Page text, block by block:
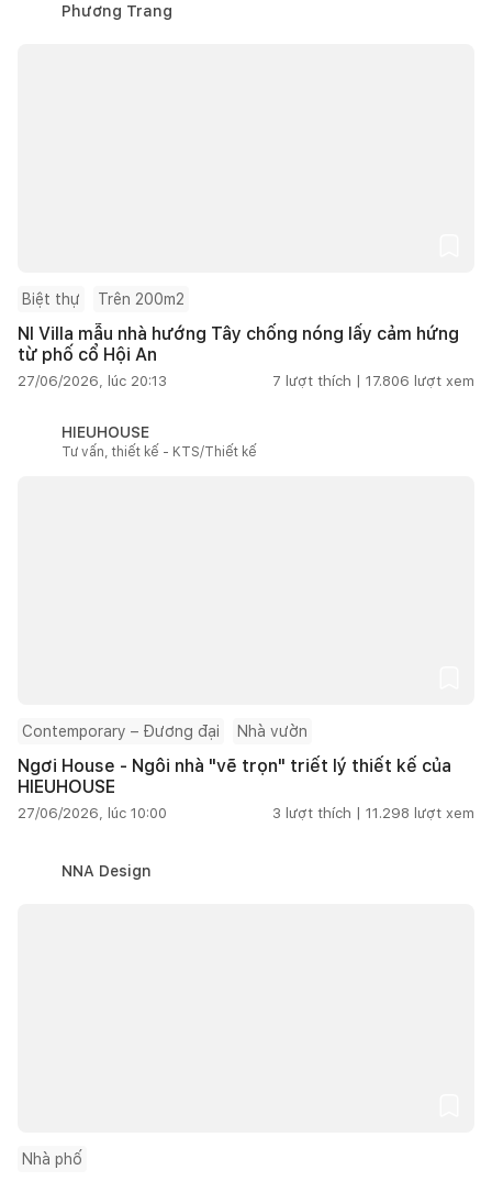
Phương Trang
Biệt thự Trên 200m2
NI Villa mẫu nhà hướng Tây chống nóng lấy cảm hứng
từ phố cổ Hội An
27/06/2026, lúc 20:13 7 lượt thích | 17.806 lượt xem
HIEUHOUSE
Tư vấn, thiết kế - KTS/Thiết kế
Contemporary – Đương đại Nhà vườn
Ngơi House - Ngôi nhà "vẽ trọn" triết lý thiết kế của
HIEUHOUSE
27/06/2026, lúc 10:00 3 lượt thích | 11.298 lượt xem
NNA Design
Nhà phố